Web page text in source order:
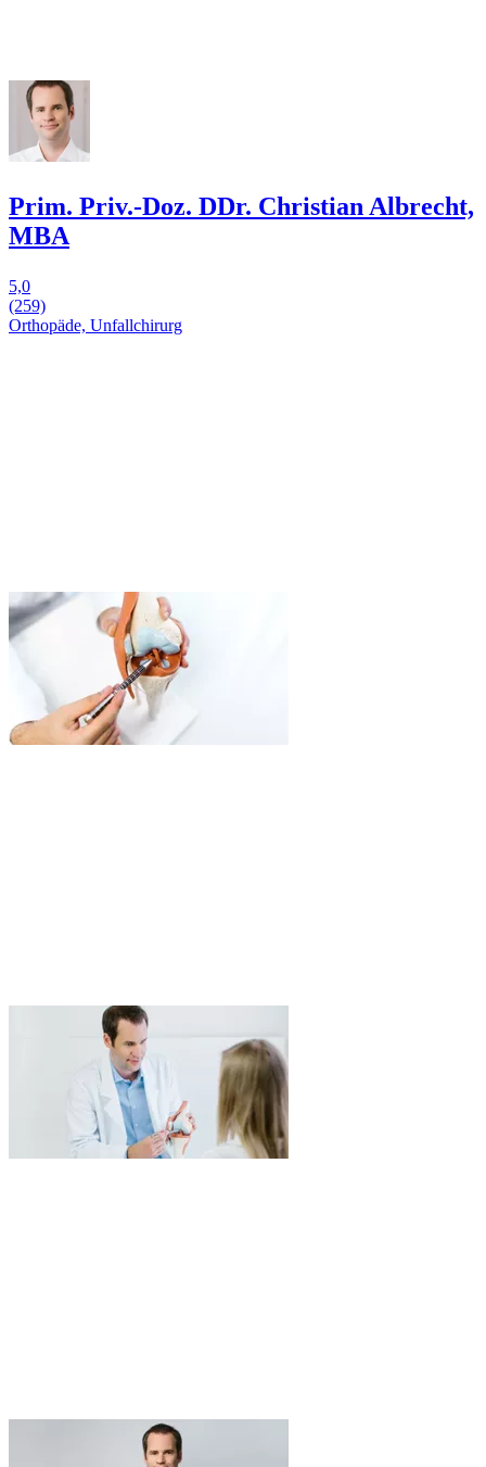
Prim. Priv.-Doz. DDr. Christian Albrecht,
MBA
5,0
(259)
Orthopäde, Unfallchirurg